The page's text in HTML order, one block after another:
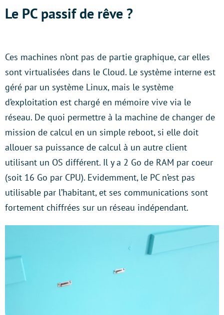
Le PC passif de rêve ?
Ces machines n’ont pas de partie graphique, car elles
sont virtualisées dans le Cloud. Le système interne est
géré par un système Linux, mais le système
d’exploitation est chargé en mémoire vive via le
réseau. De quoi permettre à la machine de changer de
mission de calcul en un simple reboot, si elle doit
allouer sa puissance de calcul à un autre client
utilisant un OS différent. Il y a 2 Go de RAM par coeur
(soit 16 Go par CPU). Evidemment, le PC n’est pas
utilisable par l’habitant, et ses communications sont
fortement chiffrées sur un réseau indépendant.